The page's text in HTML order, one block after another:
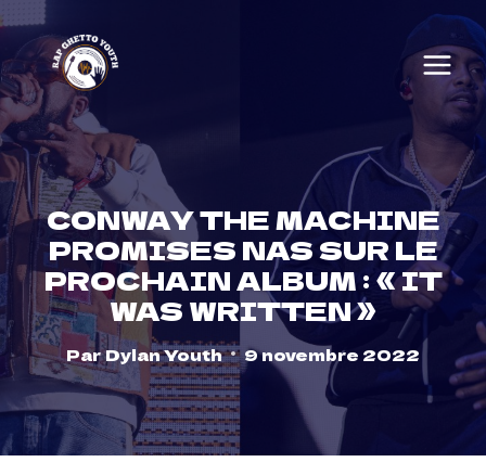
Skip
content
CONWAY THE MACHINE
PROMISES NAS SUR LE
PROCHAIN ALBUM : « IT
WAS WRITTEN »
ParDylan Youth 9 novembre 2022